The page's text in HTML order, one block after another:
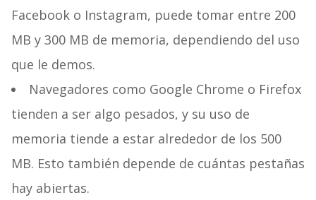
Facebook o Instagram, puede tomar entre 200
MB y 300 MB de memoria, dependiendo del uso
que le demos.
Navegadores como Google Chrome o Firefox
tienden a ser algo pesados, y su uso de
memoria tiende a estar alrededor de los 500
MB. Esto también depende de cuántas pestañas
hay abiertas.